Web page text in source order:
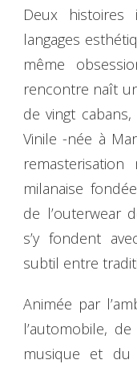
Deux histoires
langages
même
rencontre naît
de vingt
Vinile -née à
milanaise
de l’outerwear
s’y fondent
subtil entre
Animée par
l’automobile,
musique et du